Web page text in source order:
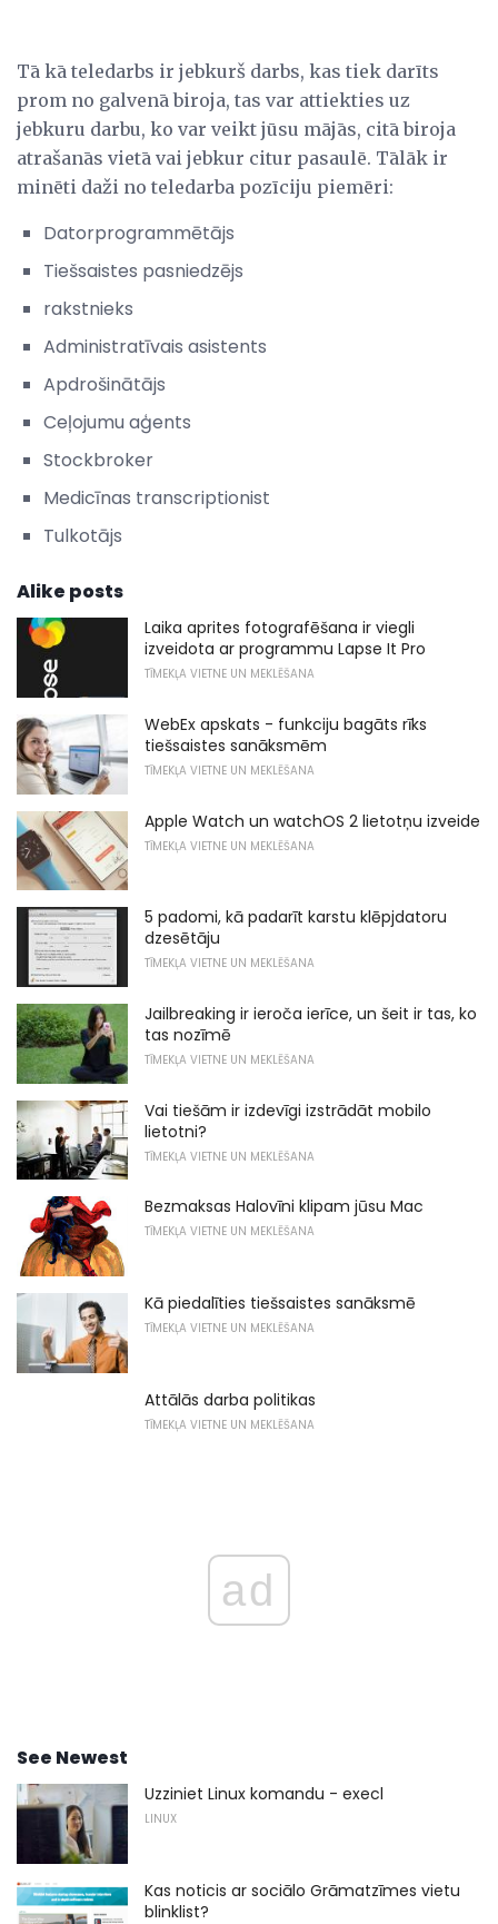
Tā kā teledarbs ir jebkurš darbs, kas tiek darīts
prom no galvenā biroja, tas var attiekties uz
jebkuru darbu, ko var veikt jūsu mājās, citā biroja
atrašanās vietā vai jebkur citur pasaulē. Tālāk ir
minēti daži no teledarba pozīciju piemēri:
Datorprogrammētājs
Tiešsaistes pasniedzējs
rakstnieks
Administratīvais asistents
Apdrošinātājs
Ceļojumu aģents
Stockbroker
Medicīnas transcriptionist
Tulkotājs
Alike posts
Laika aprites fotografēšana ir viegli
izveidota ar programmu Lapse It Pro
TĪMEKĻA VIETNE UN MEKLĒŠANA
WebEx apskats - funkciju bagāts rīks
tiešsaistes sanāksmēm
TĪMEKĻA VIETNE UN MEKLĒŠANA
Apple Watch un watchOS 2 lietotņu izveide
TĪMEKĻA VIETNE UN MEKLĒŠANA
5 padomi, kā padarīt karstu klēpjdatoru
dzesētāju
TĪMEKĻA VIETNE UN MEKLĒŠANA
Jailbreaking ir ieroča ierīce, un šeit ir tas, ko
tas nozīmē
TĪMEKĻA VIETNE UN MEKLĒŠANA
Vai tiešām ir izdevīgi izstrādāt mobilo
lietotni?
TĪMEKĻA VIETNE UN MEKLĒŠANA
Bezmaksas Halovīni klipam jūsu Mac
TĪMEKĻA VIETNE UN MEKLĒŠANA
Kā piedalīties tiešsaistes sanāksmē
TĪMEKĻA VIETNE UN MEKLĒŠANA
Attālās darba politikas
TĪMEKĻA VIETNE UN MEKLĒŠANA
ad
See Newest
Uzziniet Linux komandu - execl
LINUX
Kas noticis ar sociālo Grāmatzīmes vietu
blinklist?